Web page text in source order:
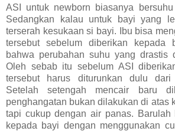
ASI untuk newborn biasanya
Sedangkan kalau untuk bayi yang
terserah kesukaan si bayi. Ibu bisa
tersebut sebelum diberikan kepada
bahwa perubahan suhu yang drastis
Oleh sebab itu sebelum ASI
tersebut harus diturunkan dulu
Setelah setengah mencair baru
penghangatan bukan dilakukan di atas
tapi cukup dengan air panas. Barulah
kepada bayi dengan menggunakan